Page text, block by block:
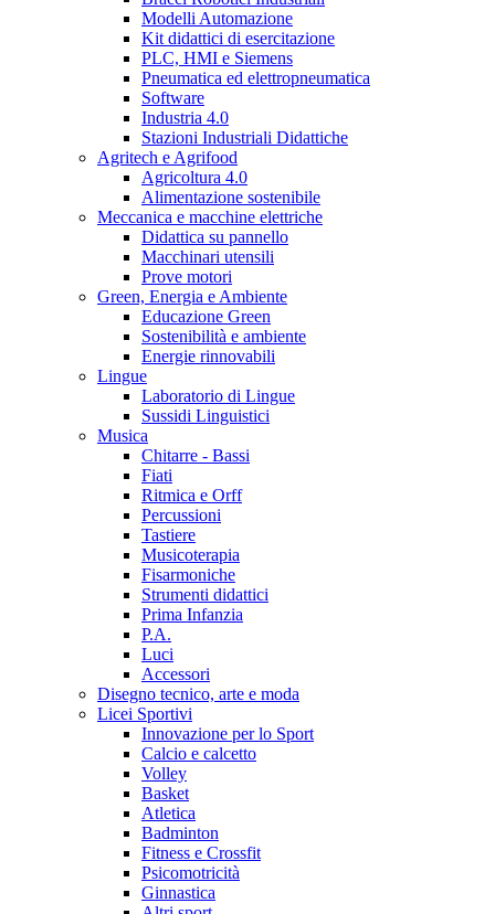
Modelli Automazione
Kit didattici di esercitazione
PLC, HMI e Siemens
Pneumatica ed elettropneumatica
Software
Industria 4.0
Stazioni Industriali Didattiche
Agritech e Agrifood
Agricoltura 4.0
Alimentazione sostenibile
Meccanica e macchine elettriche
Didattica su pannello
Macchinari utensili
Prove motori
Green, Energia e Ambiente
Educazione Green
Sostenibilità e ambiente
Energie rinnovabili
Lingue
Laboratorio di Lingue
Sussidi Linguistici
Musica
Chitarre - Bassi
Fiati
Ritmica e Orff
Percussioni
Tastiere
Musicoterapia
Fisarmoniche
Strumenti didattici
Prima Infanzia
P.A.
Luci
Accessori
Disegno tecnico, arte e moda
Licei Sportivi
Innovazione per lo Sport
Calcio e calcetto
Volley
Basket
Atletica
Badminton
Fitness e Crossfit
Psicomotricità
Ginnastica